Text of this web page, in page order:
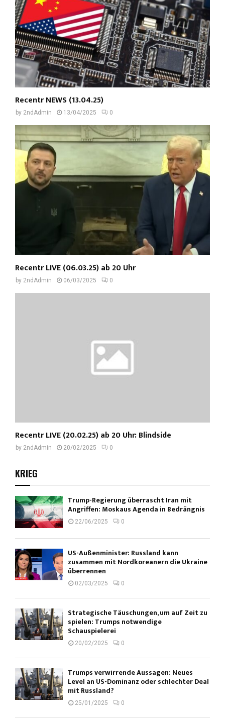
Recentr NEWS (13.04.25)
by 2ndAdmin 13/04/2025 0
Recentr LIVE (06.03.25) ab 20 Uhr
by 2ndAdmin 06/03/2025 0
Recentr LIVE (20.02.25) ab 20 Uhr: Blindside
by 2ndAdmin 20/02/2025 0
KRIEG
Trump-Regierung überrascht Iran mit
Angriffen: Moskaus Agenda in Bedrängnis
22/06/2025 0
US-Außenminister: Russland kann
zusammen mit Nordkoreanern die Ukraine
überrennen
02/03/2025 0
Strategische Täuschungen, um auf Zeit zu
spielen: Trumps notwendige
Schauspielerei
20/02/2025 0
Trumps verwirrende Aussagen: Neues
Level an US-Dominanz oder schlechter Deal
mit Russland?
25/01/2025 0